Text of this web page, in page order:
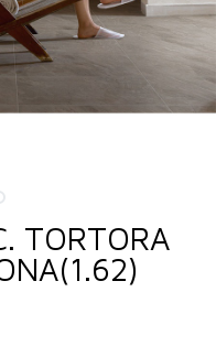
TORTORA